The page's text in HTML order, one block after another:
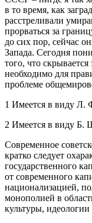
в то время, как
расстреливали
прорваться за
до сих пор, сейчас
Запада. Сегодня
того, что
необходимо для
проблеме
1 Имеется в виду Л.
2 Имеется в виду Б.
Современное
кратко следует
государственного
от современного
национализацией,
монополией в
культуры,